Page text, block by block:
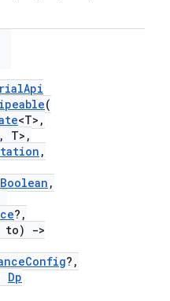
(
<T>,
, T>,
,
Boolean ,
?,
to)
->
?,
Dp